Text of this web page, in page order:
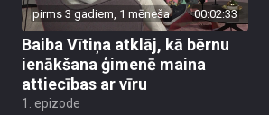
pirms 3 gadiem, 1 mēneša 00:02:33
Baiba Vītiņa atklāj, kā bērnu
ienākšana ģimenē maina
attiecības ar vīru
1. epizode